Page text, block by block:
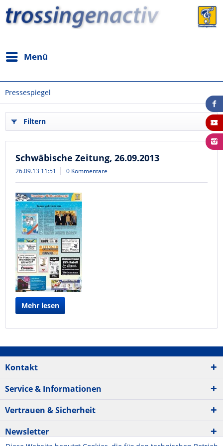
Menü
Pressespiegel
Filtern
Schwäbische Zeitung, 26.09.2013
26.09.13 11:51 0 Kommentare
Mehr lesen
Kontakt
Service & Informationen
Vertrauen & Sicherheit
Newsletter